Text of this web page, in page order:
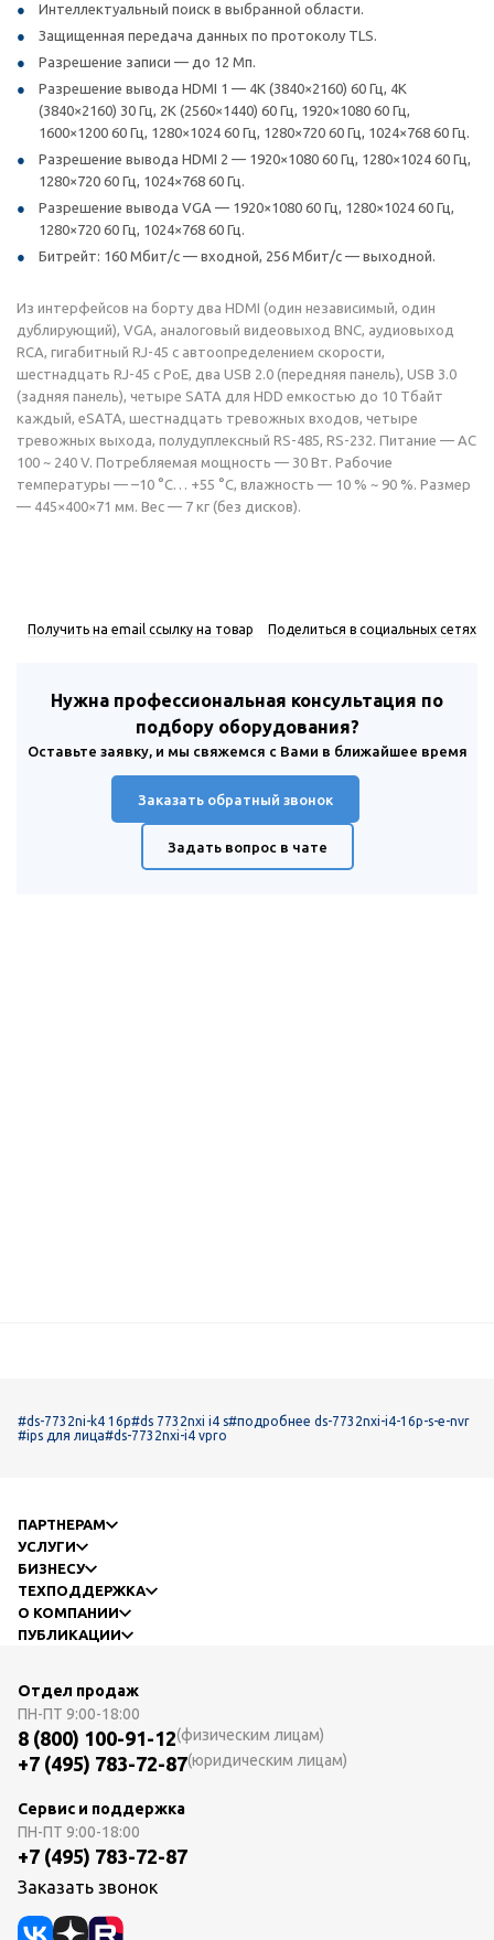
Интеллектуальный поиск в выбранной области.
Защищенная передача данных по протоколу TLS.
Разрешение записи — до 12 Мп.
Разрешение вывода HDMI 1 — 4K (3840×2160) 60 Гц, 4K
(3840×2160) 30 Гц, 2K (2560×1440) 60 Гц, 1920×1080 60 Гц,
1600×1200 60 Гц, 1280×1024 60 Гц, 1280×720 60 Гц, 1024×768 60 Гц.
Разрешение вывода HDMI 2 — 1920×1080 60 Гц, 1280×1024 60 Гц,
1280×720 60 Гц, 1024×768 60 Гц.
Разрешение вывода VGA — 1920×1080 60 Гц, 1280×1024 60 Гц,
1280×720 60 Гц, 1024×768 60 Гц.
Битрейт: 160 Мбит/с — входной, 256 Мбит/с — выходной.
Из интерфейсов на борту два HDMI (один независимый, один
дублирующий), VGA, аналоговый видеовыход BNC, аудиовыход
RCA, гигабитный RJ-45 с автоопределением скорости,
шестнадцать RJ-45 с PoE, два USB 2.0 (передняя панель), USB 3.0
(задняя панель), четыре SATA для HDD емкостью до 10 Тбайт
каждый, eSATA, шестнадцать тревожных входов, четыре
тревожных выхода, полудуплексный RS-485, RS-232. Питание — AC
100 ~ 240 V. Потребляемая мощность — 30 Вт. Рабочие
температуры — –10 °C… +55 °C, влажность — 10 % ~ 90 %. Размер
— 445×400×71 мм. Вес — 7 кг (без дисков).
Получить на email ссылку на товар Поделиться в социальных сетях
Нужна профессиональная консультация по
подбору оборудования?
Оставьте заявку, и мы свяжемся с Вами в ближайшее время
Заказать обратный звонок
Задать вопрос в чате
#ds-7732ni-k4 16p#ds 7732nxi i4 s#подробнее ds-7732nxi-i4-16p-s-e-nvr
#ips для лица#ds-7732nxi-i4 vpro
ПАРТНЕРАМ
УСЛУГИ
БИЗНЕСУ
ТЕХПОДДЕРЖКА
О КОМПАНИИ
ПУБЛИКАЦИИ
Отдел продаж
ПН-ПТ 9:00-18:00
8 (800) 100-91-12(физическим лицам)
+7 (495) 783-72-87(юридическим лицам)
Сервис и поддержка
ПН-ПТ 9:00-18:00
+7 (495) 783-72-87
Заказать звонок